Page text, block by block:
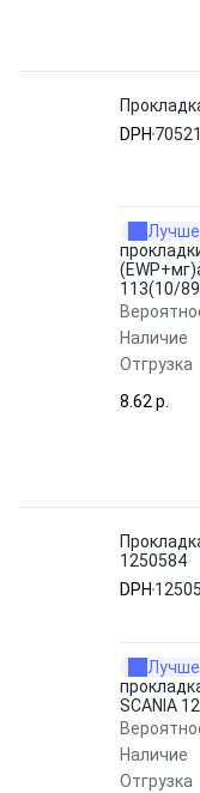
DPH 70521
113(10/
Наличие
Отгрузка
8.62 p.
1250584
DPH
SCANIA
Наличие
Отгрузка